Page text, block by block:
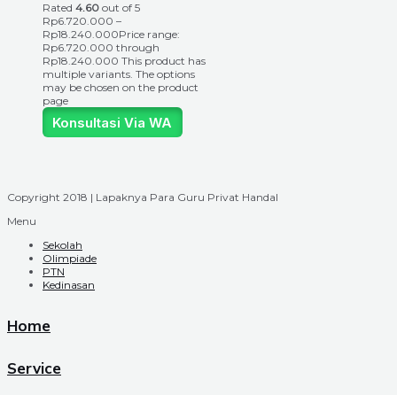
Rated 4.60 out of 5
Rp6.720.000 –
Rp18.240.000Price range:
Rp6.720.000 through
Rp18.240.000 This product has
multiple variants. The options
may be chosen on the product
page
Konsultasi Via WA
Copyright 2018 | Lapaknya Para Guru Privat Handal
Menu
Sekolah
Olimpiade
PTN
Kedinasan
Home
Service